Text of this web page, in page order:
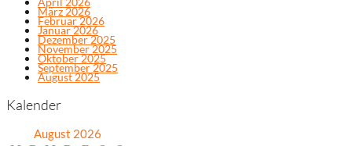
März 2026
Februar 2026
Januar 2026
Dezember 2025
November 2025
Oktober 2025
September 2025
August 2025
Kalender
August 2026